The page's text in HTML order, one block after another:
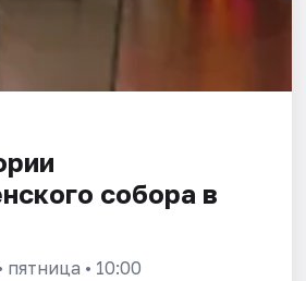
собора в
пятница • 10:00